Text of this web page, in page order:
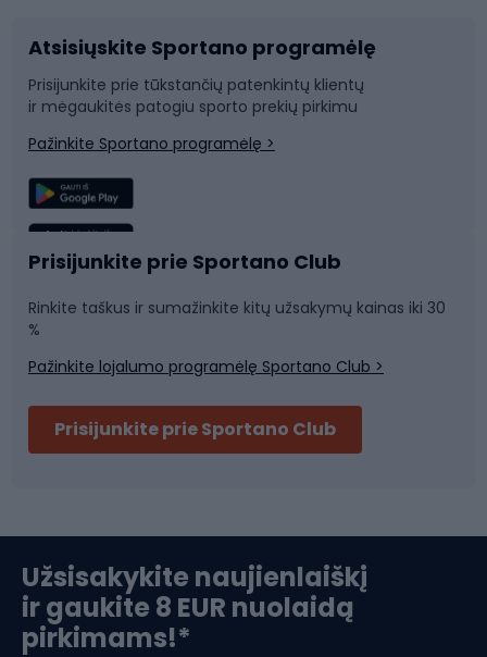
Dviračių dalys
Laipiojimas
Žvejyba
Sportinė medicina
Rogutės ir čiuožynės
Snieglenčių sportas
Plaukimas
Komandinis sportas
Slidinėjimas
Apranga žiemos sportui
Atsisiųskite Sportano programėlę
Prisijunkite prie tūkstančių patenkintų klientų
ir mėgaukitės patogiu sporto prekių pirkimu
Pažinkite Sportano programėlę >
Prisijunkite prie Sportano Club
Rinkite taškus ir sumažinkite kitų užsakymų kainas iki 30
%
Pažinkite lojalumo programėlę Sportano Club >
Prisijunkite prie Sportano Club
Užsisakykite naujienlaiškį
ir gaukite 8 EUR nuolaidą
pirkimams!*